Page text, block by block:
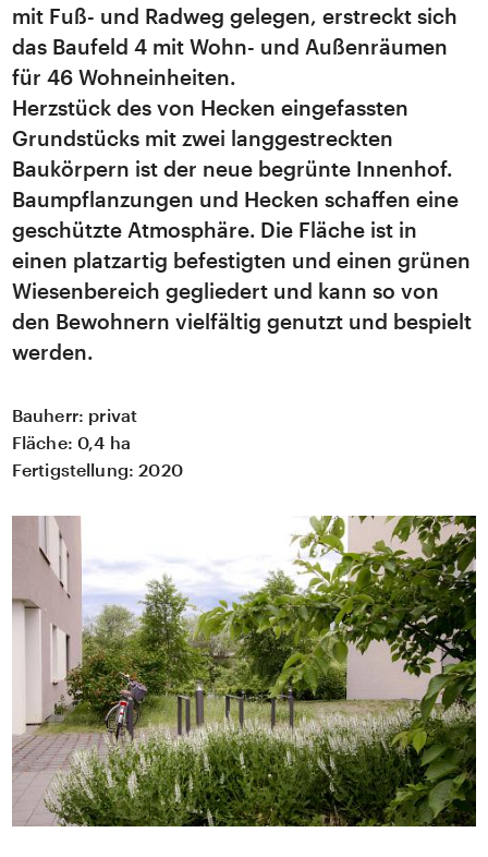
mit Fuß- und Radweg gelegen, erstreckt sich
das Baufeld 4 mit Wohn- und Außenräumen
für 46 Wohneinheiten.
Herzstück des von Hecken eingefassten
Grundstücks mit zwei langgestreckten
Baukörpern ist der neue begrünte Innenhof.
Baumpflanzungen und Hecken schaffen eine
geschützte Atmosphäre. Die Fläche ist in
einen platzartig befestigten und einen grünen
Wiesenbereich gegliedert und kann so von
den Bewohnern vielfältig genutzt und bespielt
werden.
Bauherr: privat
Fläche: 0,4 ha
Fertigstellung: 2020